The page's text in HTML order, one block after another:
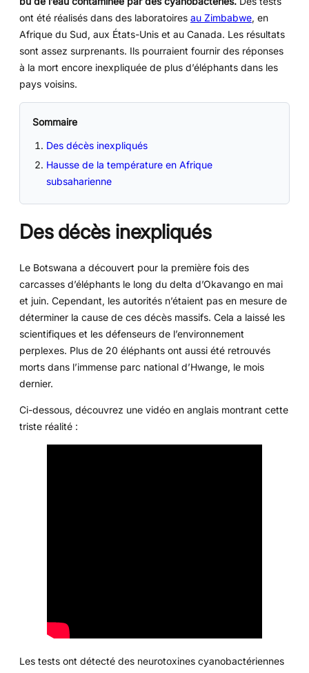
ont été réalisés dans des laboratoires au Zimbabwe, en
Afrique du Sud, aux États-Unis et au Canada. Les résultats
sont assez surprenants. Ils pourraient fournir des réponses
à la mort encore inexpliquée de plus d’éléphants dans les
pays voisins.
Sommaire
Des décès inexpliqués
Hausse de la température en Afrique
subsaharienne
Des décès inexpliqués
Le Botswana a découvert pour la première fois des
carcasses d’éléphants le long du delta d’Okavango en mai
et juin. Cependant, les autorités n’étaient pas en mesure de
déterminer la cause de ces décès massifs. Cela a laissé les
scientifiques et les défenseurs de l’environnement
perplexes. Plus de 20 éléphants ont aussi été retrouvés
morts dans l’immense parc national d’Hwange, le mois
dernier.
Ci-dessous, découvrez une vidéo en anglais montrant cette
triste réalité :
Les tests ont détecté des neurotoxines cyanobactériennes